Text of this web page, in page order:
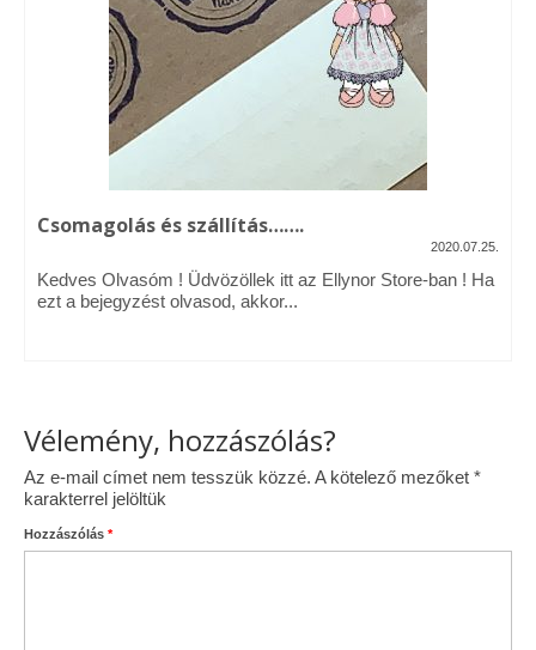
Vásárok, ahol velem is találkozhattál…
Alapanyagok, kellékek
A termékek tisztítása
Ellynor története
Adatkezelési tájékoztató
Általános Szerződési Feltételek
Csomagolás és szállítás…….
2020.07.25.
Kedves Olvasóm ! Üdvözöllek itt az Ellynor Store-ban ! Ha
ezt a bejegyzést olvasod, akkor...
Vélemény, hozzászólás?
Az e-mail címet nem tesszük közzé. A kötelező mezőket *
karakterrel jelöltük
Hozzászólás *